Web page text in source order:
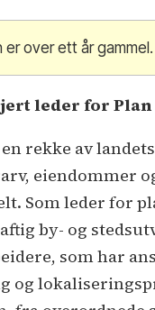
er over ett år gammel.
leder for
rekke av
eiendommer
Som leder for
by- og
som har
og